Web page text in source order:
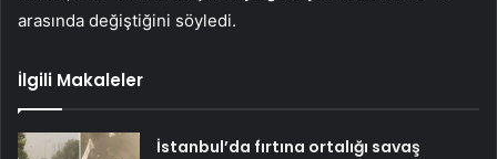
arasında değiştiğini söyledi.
İlgili Makaleler
İstanbul’da fırtına ortalığı savaş